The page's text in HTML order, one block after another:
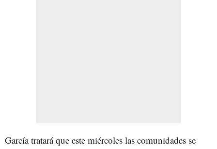
García tratará que este miércoles las comunidades se